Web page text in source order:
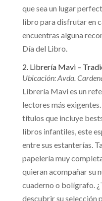
que sea un lugar
libro para disfrutar en
encuentras alguna
Día del Libro.
2. Librería Mavi –
Ubicación: Avda.
Librería Mavi es un
lectores más
títulos que incluye
libros infantiles, este
entre sus estanterías.
papelería muy
quieran acompañar su
cuaderno o bolígrafo.
descubrir su selección